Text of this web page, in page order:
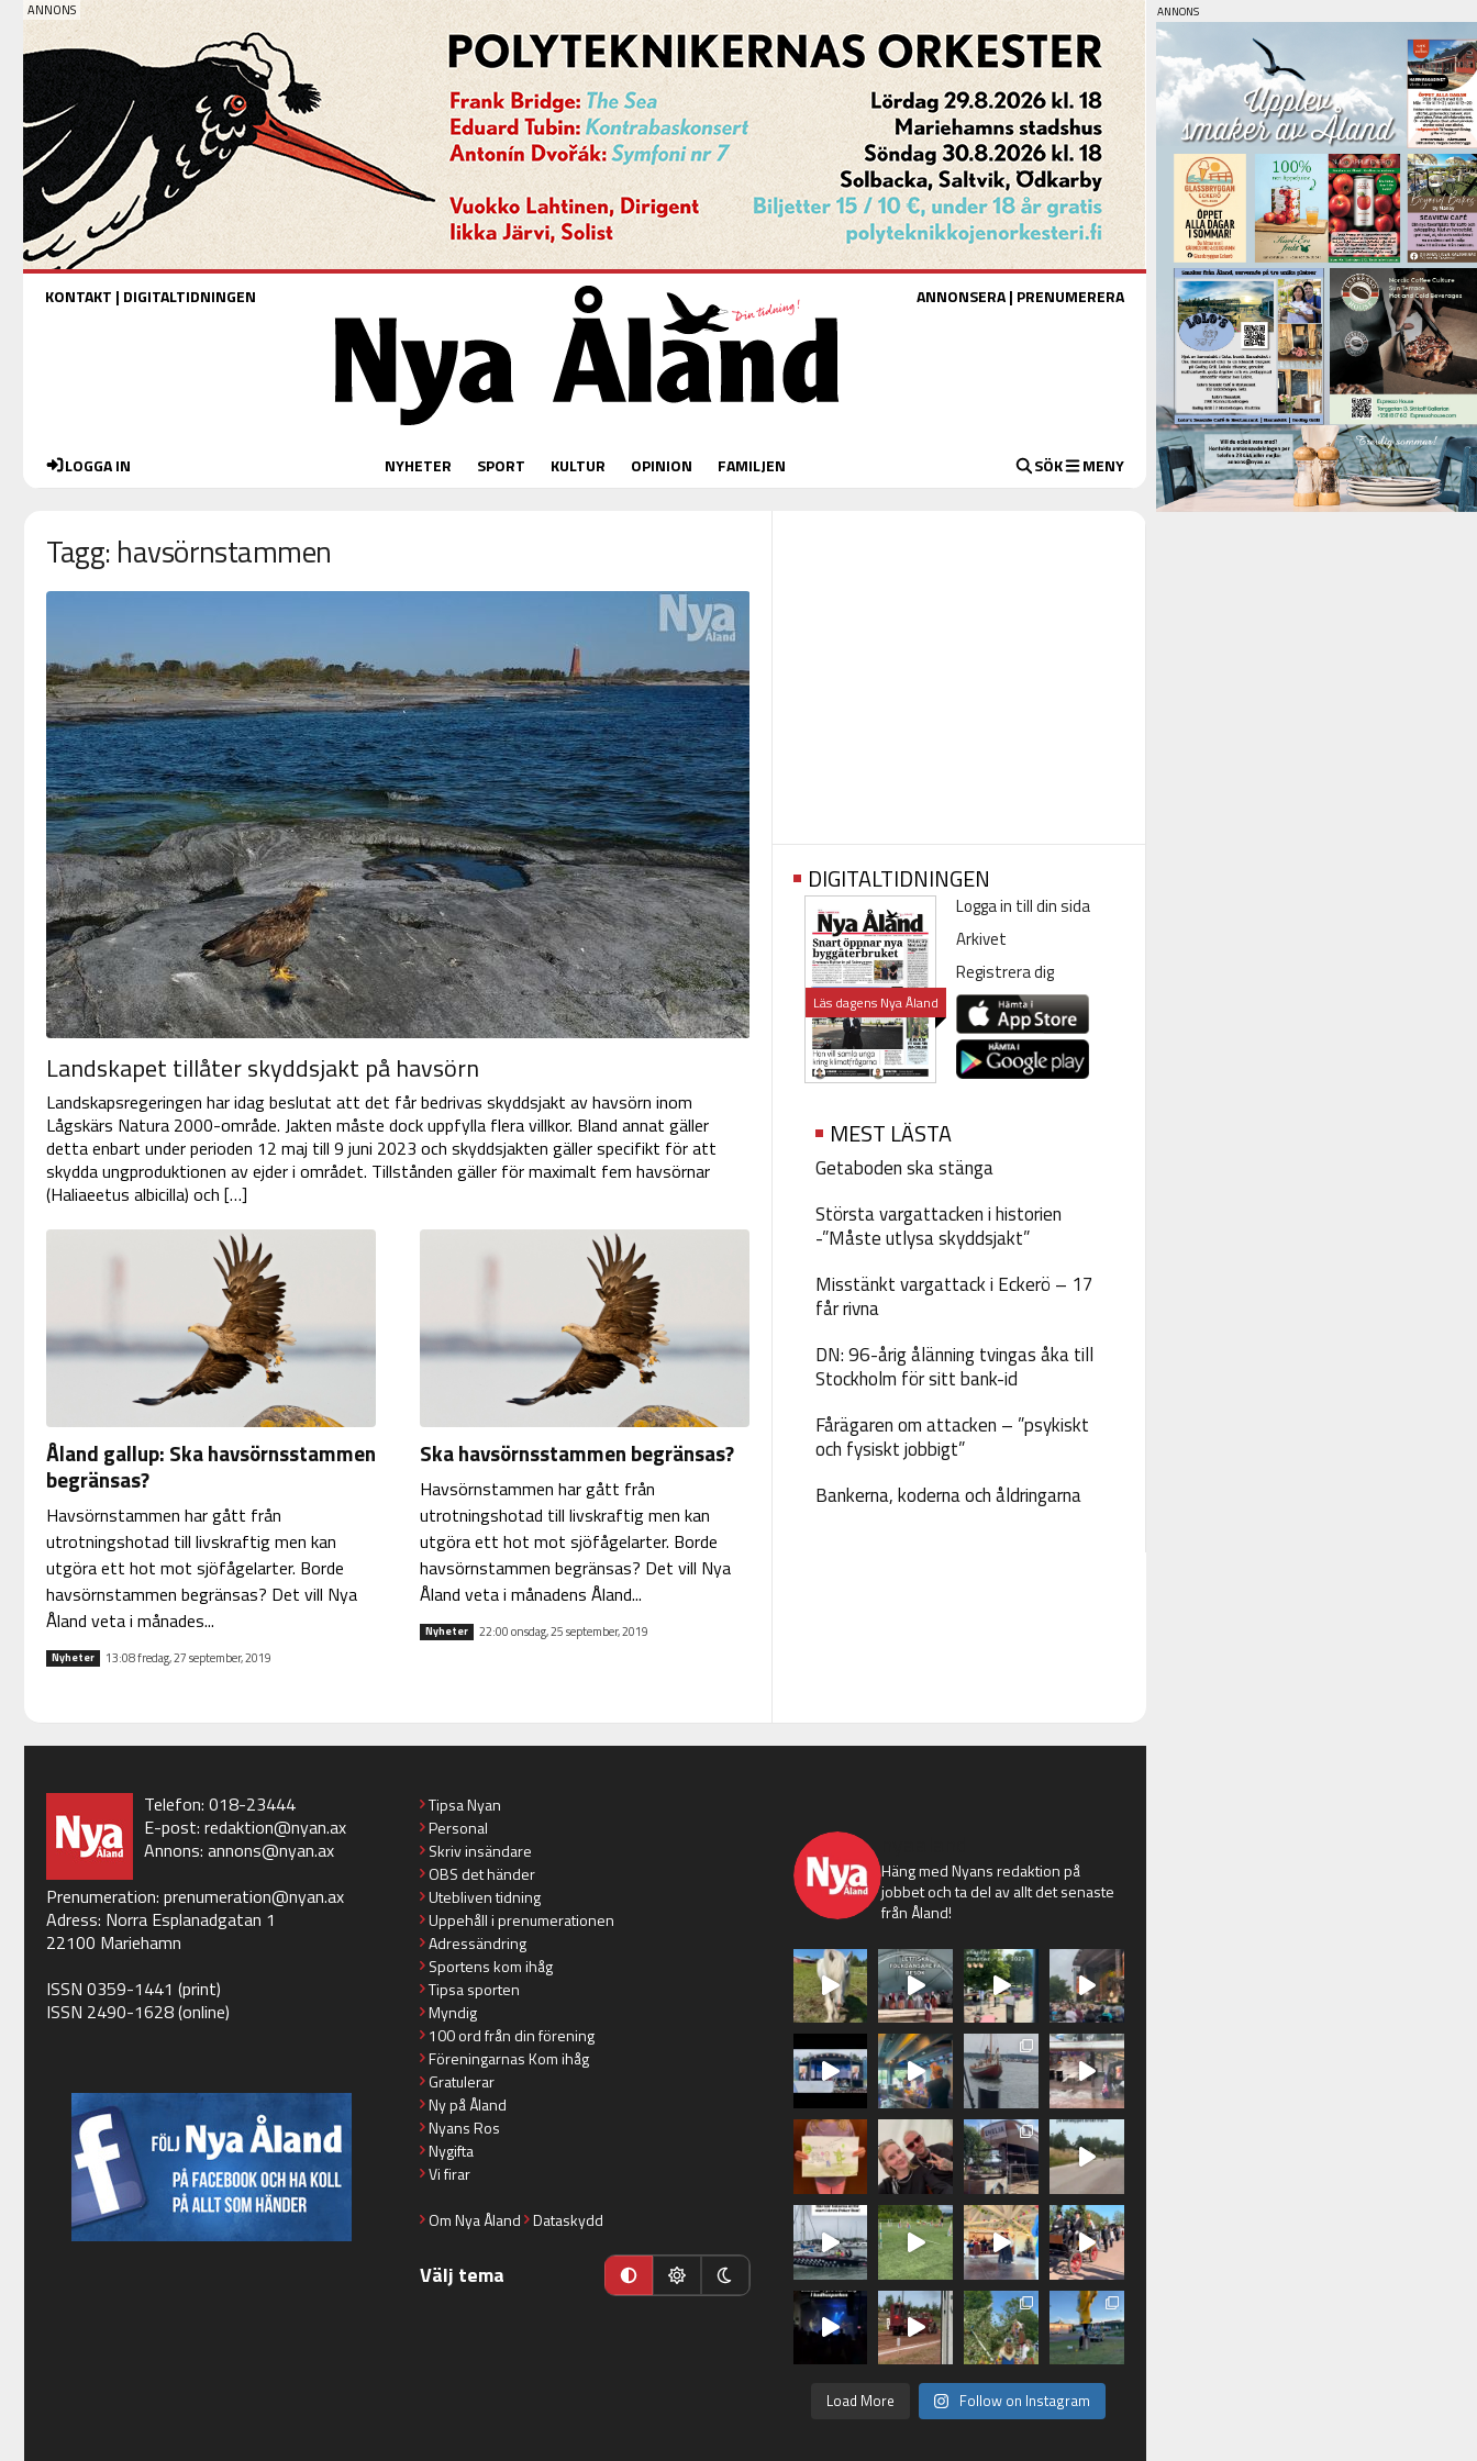
KONTAKT | DIGITALTIDNINGEN ANNONSERA| PRENUMERERA
LOGGA IN NYHETER SPORT KULTUR OPINION FAMILJEN SÖK MENY
Tagg: havsörnstammen
Landskapet tillåter skyddsjakt på havsörn
Landskapsregeringen har idag beslutat att det får bedrivas skyddsjakt av havsörn inom
Lågskärs Natura 2000-område. Jakten måste dock uppfylla flera villkor. Bland annat gäller
detta enbart under perioden 12 maj till 9 juni 2023 och skyddsjakten gäller specifikt för att
skydda ungproduktionen av ejder i området. Tillstånden gäller för maximalt fem havsörnar
(Haliaeetus albicilla) och […]
Åland gallup: Ska havsörnsstammen
begränsas?
Havsörnstammen har gått från
utrotningshotad till livskraftig men kan
utgöra ett hot mot sjöfågelarter. Borde
havsörnstammen begränsas? Det vill Nya
Åland veta i månades...
Nyheter 13:08 fredag, 27 september, 2019
Ska havsörnsstammen begränsas?
Havsörnstammen har gått från
utrotningshotad till livskraftig men kan
utgöra ett hot mot sjöfågelarter. Borde
havsörnstammen begränsas? Det vill Nya
Åland veta i månadens Åland...
Nyheter 22:00 onsdag, 25 september, 2019
DIGITALTIDNINGEN
Läs dagens Nya Åland
Logga in till din sida
Arkivet
Registrera dig
MEST LÄSTA
Getaboden ska stänga
Största vargattacken i historien
-”Måste utlysa skyddsjakt”
Misstänkt vargattack i Eckerö – 17
får rivna
DN: 96-årig ålänning tvingas åka till
Stockholm för sitt bank-id
Fårägaren om attacken – ”psykiskt
och fysiskt jobbigt”
Bankerna, koderna och åldringarna
Telefon: 018-23444
E-post: redaktion@nyan.ax
Annons: annons@nyan.ax
Prenumeration: prenumeration@nyan.ax
Adress: Norra Esplanadgatan 1
22100 Mariehamn
ISSN 0359-1441 (print)
ISSN 2490-1628 (online)
Tipsa Nyan
Personal
Skriv insändare
OBS det händer
Utebliven tidning
Uppehåll i prenumerationen
Adressändring
Sportens kom ihåg
Tipsa sporten
Myndig
100 ord från din förening
Föreningarnas Kom ihåg
Gratulerar
Ny på Åland
Nyans Ros
Nygifta
Vi firar
Om Nya Åland Dataskydd
Välj tema
Häng med Nyans redaktion på
jobbet och ta del av allt det senaste
från Åland!
Load More Follow on Instagram